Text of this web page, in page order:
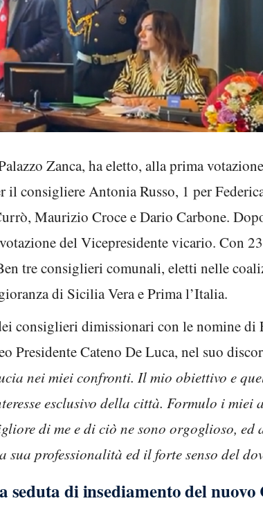
Zanca, ha eletto, alla prima
il consigliere Antonia Russo, 1 per
Maurizio Croce e Dario Carbone.
del Vicepresidente vicario. Con
tre consiglieri comunali, eletti nelle
di Sicilia Vera e Prima l’Italia.
consiglieri dimissionari con le nomine di
Presidente Cateno De Luca, nel suo
nei miei confronti. Il mio obiettivo e
esclusivo della città. Formulo i
di me e di ciò ne sono orgoglioso, ed
professionalità ed il forte senso del
di insediamento del